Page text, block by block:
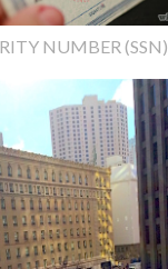
NUMBER (SSN)